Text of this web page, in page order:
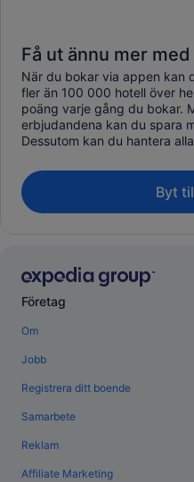
Få ut ännu mer
När du bokar via appen kan
fler än 100 000 hotell över
poäng varje gång du bokar.
erbjudandena kan du spara
Dessutom kan du hantera
Byt
Företag
Om
Jobb
Registrera ditt boende
Samarbete
Reklam
Affiliate Marketing